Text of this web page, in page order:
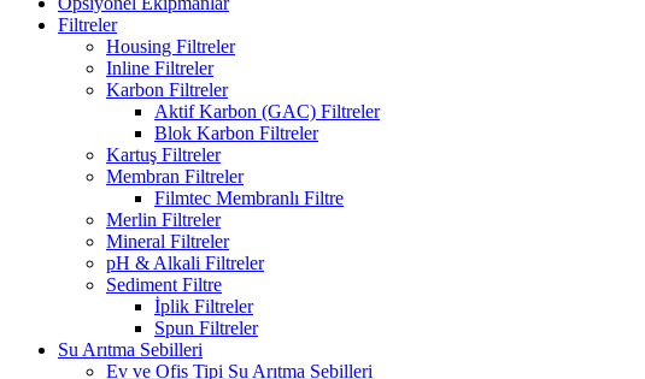
Filtreler
Housing Filtreler
Inline Filtreler
Karbon Filtreler
Aktif Karbon (GAC) Filtreler
Blok Karbon Filtreler
Kartuş Filtreler
Membran Filtreler
Filmtec Membranlı Filtre
Merlin Filtreler
Mineral Filtreler
pH & Alkali Filtreler
Sediment Filtre
İplik Filtreler
Spun Filtreler
Su Arıtma Sebilleri
Ev ve Ofis Tipi Su Arıtma Sebilleri